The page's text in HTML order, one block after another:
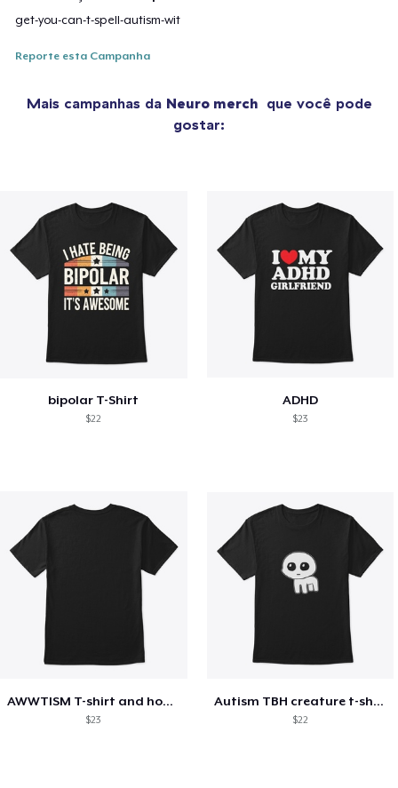
get-you-can-t-spell-autism-wit
Reporte esta Campanha
Mais campanhas da Neuro merch que você pode
gostar:
bipolar T-Shirt
$22
ADHD
$23
AWWTISM T-shirt and hoodie
$23
Autism TBH creature t-shirt
$22